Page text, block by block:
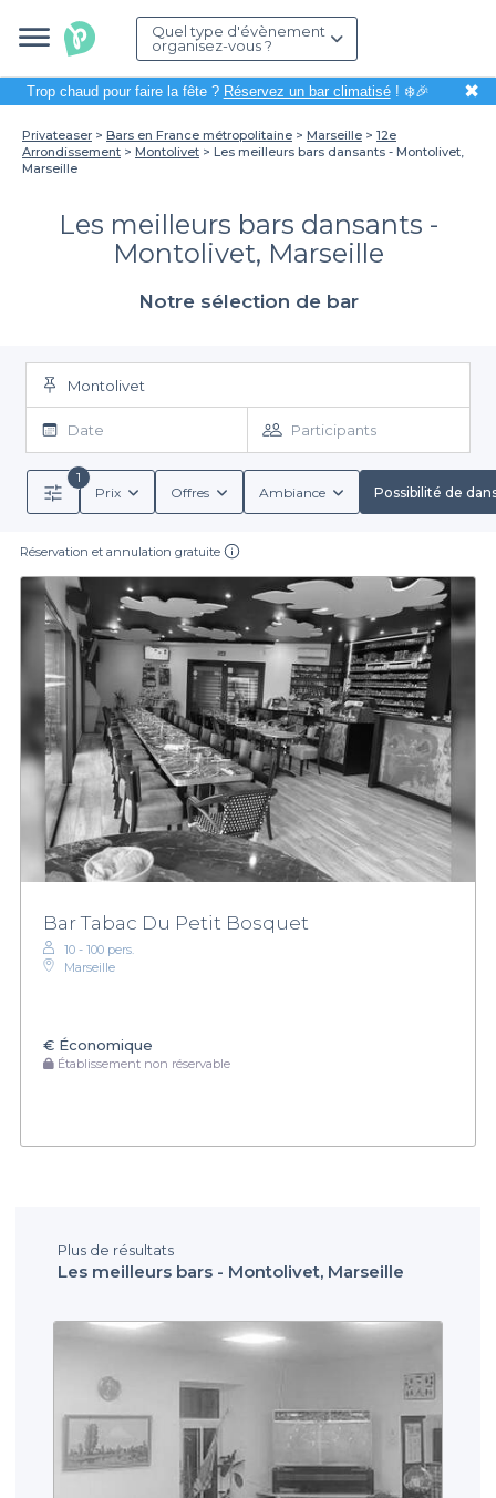
Quel type d'évènement
organisez-vous ?
Trop chaud pour faire la fête ? Réservez un bar climatisé! ❄️🎉 ✖
Privateaser Bars en France métropolitaine Marseille
12e
Arrondissement
Montolivet
Les meilleurs bars dansants - Montolivet,
Marseille
Les meilleurs bars dansants -
Montolivet, Marseille
Notre sélection de bar
Montolivet
Date Participants
1
Prix
Offres Ambiance Possibilité de
Réservation et annulation gratuite
Bar Tabac Du Petit Bosquet
10 - 100 pers.
Marseille
€ Économique
Établissement non réservable
Plus de résultats
Les meilleurs bars - Montolivet, Marseille